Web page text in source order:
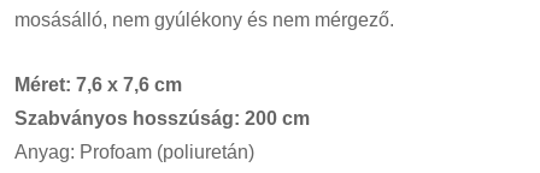
mosásálló, nem gyúlékony és nem mérgező.
Méret: 7,6 x 7,6 cm
Szabványos hosszúság: 200 cm
Anyag: Profoam (poliuretán)